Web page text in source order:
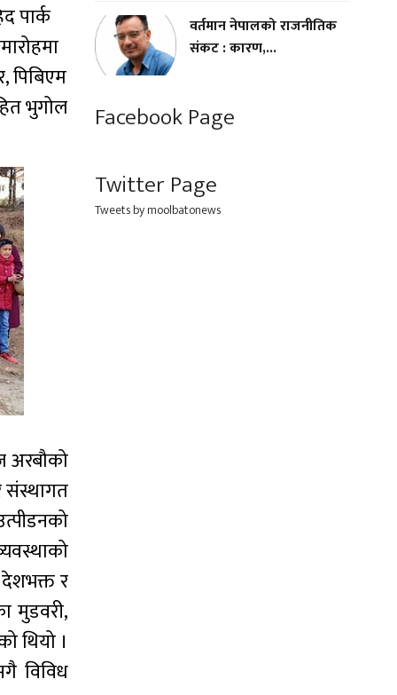
पार्क
पिबिएम
भुगोल
अरबौको
संस्थागत
देशभक्त र
मुडवरी,
थियो ।
विविध
वर्तमान नेपालको राजनीतिक
संकट : कारण,...
Facebook Page
Twitter Page
Tweets by moolbatonews